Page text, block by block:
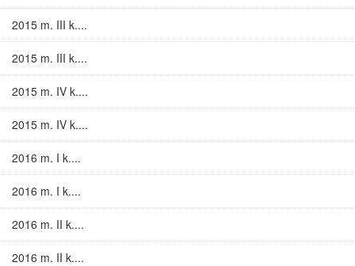
2015 m. III k....
2015 m. III k....
2015 m. IV k....
2015 m. IV k....
2016 m. I k....
2016 m. I k....
2016 m. II k....
2016 m. II k....